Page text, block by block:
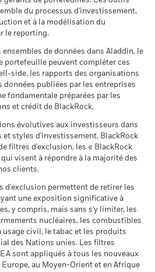
est calculée après déduction des
de sortie ne sont pas inclus
aux performances
passées ne sont pas un indicateur
Les marchés pourraient
Ceci peut vous aider à évaluer la
dans le passé
sur la base de la Valeur nette
revenu brut réinvesti le cas échéant.
peut augmenter ou
des devises si votre
dans une devise autre que celle
passées. Source :
pour négocier facilement les
Equity Market Neutral GBP
Quotidienne, sur la base d'un
BP8KRJ4
a pas de rendement minimum
vous pourriez obtenir après
annuel moyen
vous pourriez obtenir après
annuel moyen
vous pourriez obtenir après
annuel moyen
vous pourriez obtenir après
annuel moyen
ce que vous pourriez obtenir
extrêmes.
0,00%
0,00%
0,00%
0,00%
0,00%
0,00%
Funds - Semi-Annual
disclosure - PDEAR-
related disclosure - PDEAR-
Funds - Prospectus
Funds - Prospectus
Funds - Prospectus
du processus d'investissement,
et à la modélisation du
le reporting.
ensembles de données dans Aladdin, le
portefeuille peuvent compléter ces
side, les rapports des organisations
données publiées par les entreprises
fondamentale préparées par les
et crédit de BlackRock.
évolutives aux investisseurs dans
styles d'investissement, BlackRock
filtres d'exclusion, les « BlackRock
qui visent à répondre à la majorité des
clients.
d'exclusion permettent de retirer les
une exposition significative à
y compris, mais sans s'y limiter, les
nucléaires, les combustibles
usage civil, le tabac et les produits
des Nations unies. Les filtres
sont appliqués à tous les nouveaux
au Moyen-Orient et en Afrique